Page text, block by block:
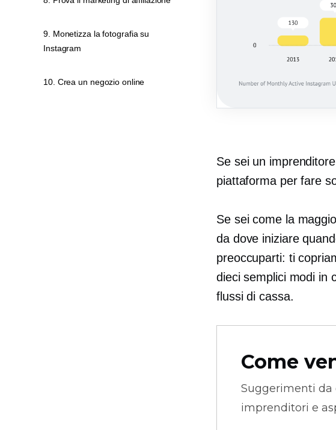
Se sei un
piattaforma per fare
Se sei come la
da dove iniziare
preoccuparti: ti
dieci semplici modi in
flussi di cassa.
Come
Suggerimenti da
imprenditori e
9. Monetizza la fotografia su
Instagram
10. Crea un negozio online